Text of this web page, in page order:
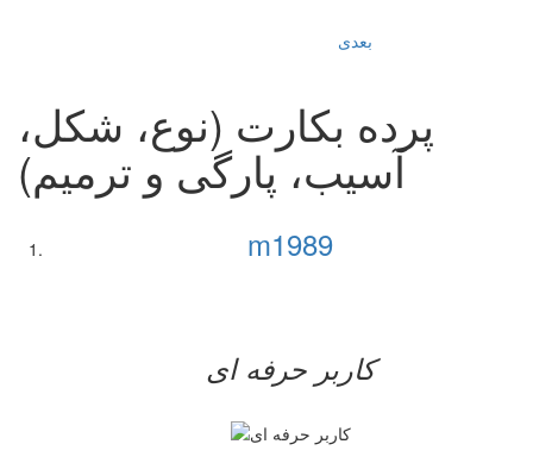
بعدی
پرده بکارت (نوع، شکل،
آسیب، پارگی و ترمیم)
m1989
کاربر حرفه ای